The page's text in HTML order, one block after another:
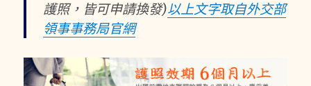
護照，皆可申請換發)以上文字取自外交部
領事事務局官網